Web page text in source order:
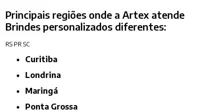
Principais regiões onde a Artex atende
Brindes personalizados diferentes:
RS PR SC
Curitiba
Londrina
Maringá
Ponta Grossa